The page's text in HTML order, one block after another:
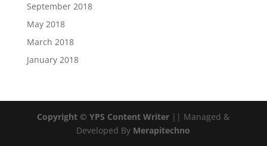
September 2018
May 2018
March 2018
January 2018
Copyright © YPS Content Writer || Managed &
Developed By Merapitechno